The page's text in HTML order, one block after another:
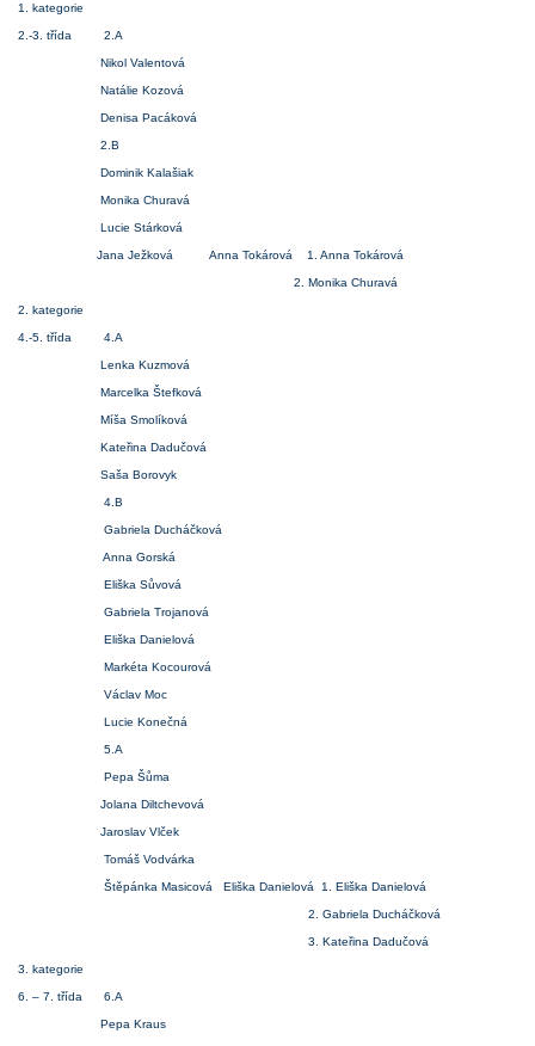
1. kategorie
2.-3. třída 2.A
Nikol Valentová
Natálie Kozová
Denisa Pacáková
2.B
Dominik Kalašiak
Monika Churavá
Lucie Stárková
Jana Ježková Anna Tokárová 1. Anna Tokárová
2. Monika Churavá
2. kategorie
4.-5. třída 4.A
Lenka Kuzmová
Marcelka Štefková
Míša Smolíková
Kateřina Dadučová
Saša Borovyk
4.B
Gabriela Ducháčková
Anna Gorská
Eliška Sůvová
Gabriela Trojanová
Eliška Danielová
Markéta Kocourová
Václav Moc
Lucie Konečná
5.A
Pepa Šůma
Jolana Diltchevová
Jaroslav Vlček
Tomáš Vodvárka
Štěpánka Masicová Eliška Danielová 1. Eliška Danielová
2. Gabriela Ducháčková
3. Kateřina Dadučová
3. kategorie
6. – 7. třída 6.A
Pepa Kraus